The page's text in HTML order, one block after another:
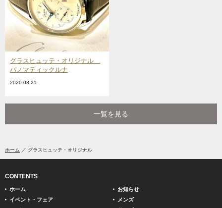
グラスヒュッテ・オリジナル
パノマティックルナ
2020.08.21
一覧を見る
ホーム グラスヒュッテ・オリジナル
CONTENTS
ホーム
お知らせ
イベント・フェア
メンズ